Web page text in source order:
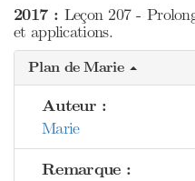
2017 : Leçon 207 -
et applications.
Plan de Marie
Auteur :
Marie
Remarque :